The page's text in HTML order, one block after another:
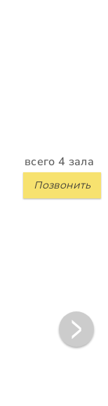
всего 4 зала
Позвонить